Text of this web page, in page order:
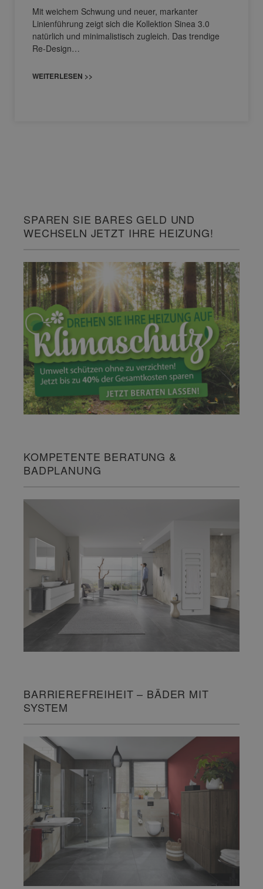
Mit weichem Schwung und neuer, markanter
Linienführung zeigt sich die Kollektion Sinea 3.0
natürlich und minimalistisch zugleich. Das trendige
Re-Design…
WEITERLESEN >>
SPAREN SIE BARES GELD UND
WECHSELN JETZT IHRE HEIZUNG!
KOMPETENTE BERATUNG &
BADPLANUNG
BARRIEREFREIHEIT – BÄDER MIT
SYSTEM